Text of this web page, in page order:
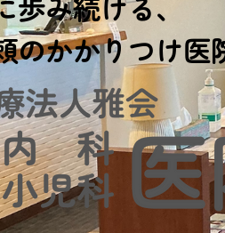
のかかりつけ医